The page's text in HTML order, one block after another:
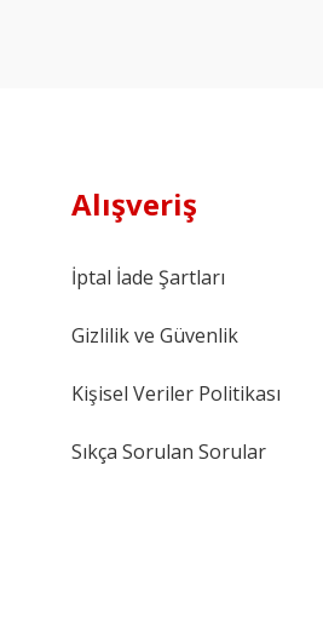
Alışveriş
İptal İade Şartları
Gizlilik ve Güvenlik
Kişisel Veriler Politikası
Sıkça Sorulan Sorular